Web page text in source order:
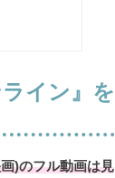
イン』を
)のフル動画は見